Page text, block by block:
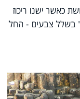
כאשר ישנו ריכוז
בשלל צבעים - החל